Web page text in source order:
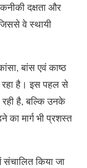
दक्षता और
वे स्थायी
बांस एवं काष्ठ
रहा है। इस पहल से
है, बल्कि उनके
का मार्ग भी प्रशस्त
संचालित किया जा